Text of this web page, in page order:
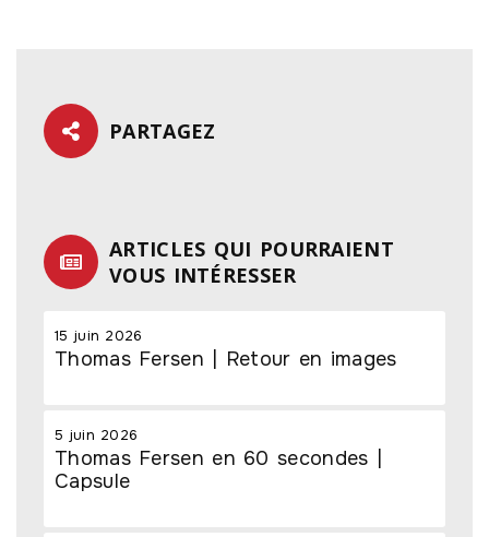
PARTAGEZ
ARTICLES QUI POURRAIENT
VOUS INTÉRESSER
15 juin 2026
Thomas Fersen | Retour en images
5 juin 2026
Thomas Fersen en 60 secondes |
Capsule